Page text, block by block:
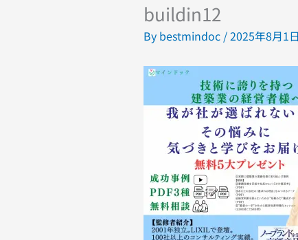
buildin12
By bestmindoc /2025年8月1日